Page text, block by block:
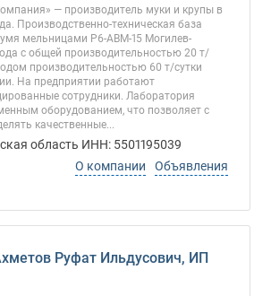
— производитель муки и крупы в
Производственно-техническая база
мельницами Р6-АВМ-15 Могилев-
с общей производительностью 20 т/
производительностью 60 т/сутки
На предприятии работают
сотрудники. Лаборатория
оборудованием, что позволяет с
качественные...
область ИНН: 5501195039
О компании
Объявления
Руфат Ильдусович, ИП